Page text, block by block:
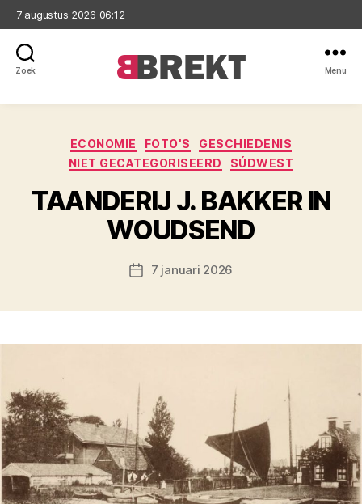
7 augustus 2026 06:12
Zoek Menu
Categorieën
ECONOMIE FOTO'S
GESCHIEDENIS
NIET GECATEGORISEERD
SÚDWEST
TAANDERIJ J. BAKKER IN
WOUDSEND
Berichtdatum
7 januari 2026